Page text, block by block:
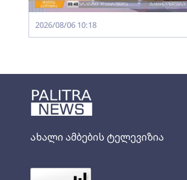
ახალი ამბების ტელევიზია
2026/08/06 10:18